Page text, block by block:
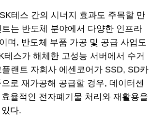
테스 간의 시너지 효과도 주목할 만
는 반도체 분야에서 다양한 인프라
며, 반도체 부품 가공 및 공급 사업도
테스가 해체한 고성능 서버에서 수거
랜트 자회사 에센코어가 SSD, SD카
로 재가공해 공급할 경우, 데이터센
율적인 전자폐기물 처리와 재활용을
다.